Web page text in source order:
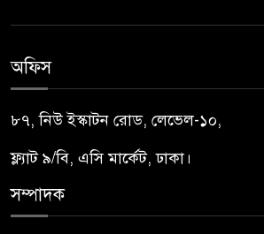
অফিস
৮৭, নিউ ইস্কাটন রোড, লেভেল-১০,
ফ্ল্যাট ৯/বি, এসি মার্কেট, ঢাকা।
সম্পাদক